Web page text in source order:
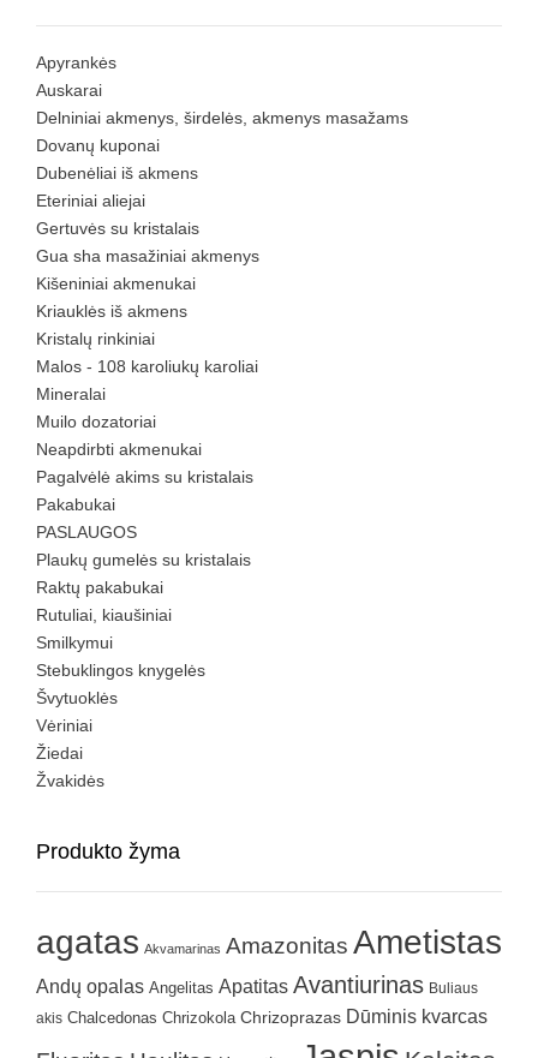
Apyrankės
Auskarai
Delniniai akmenys, širdelės, akmenys masažams
Dovanų kuponai
Dubenėliai iš akmens
Eteriniai aliejai
Gertuvės su kristalais
Gua sha masažiniai akmenys
Kišeniniai akmenukai
Kriauklės iš akmens
Kristalų rinkiniai
Malos - 108 karoliukų karoliai
Mineralai
Muilo dozatoriai
Neapdirbti akmenukai
Pagalvėlė akims su kristalais
Pakabukai
PASLAUGOS
Plaukų gumelės su kristalais
Raktų pakabukai
Rutuliai, kiaušiniai
Smilkymui
Stebuklingos knygelės
Švytuoklės
Vėriniai
Žiedai
Žvakidės
Produkto žyma
agatas Akvamarinas Amazonitas Ametistas
Andų opalas Angelitas Apatitas Avantiurinas Buliaus
akis Chalcedonas Chrizokola Chrizoprazas Dūminis kvarcas